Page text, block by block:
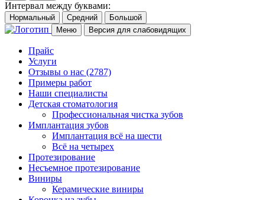
Интервал между буквами:
Нормальный Средний
Большой
Меню
Версия для слабовидящих
Прайс
Услуги
Отзывы о нас (2787)
Примеры работ
Наши специалисты
Детская стоматология
Профессиональная чистка зубов
Имплантация зубов
Имплантация всё на шести
Всё на четырех
Протезирование
Несъемное протезирование
Виниры
Керамические виниры